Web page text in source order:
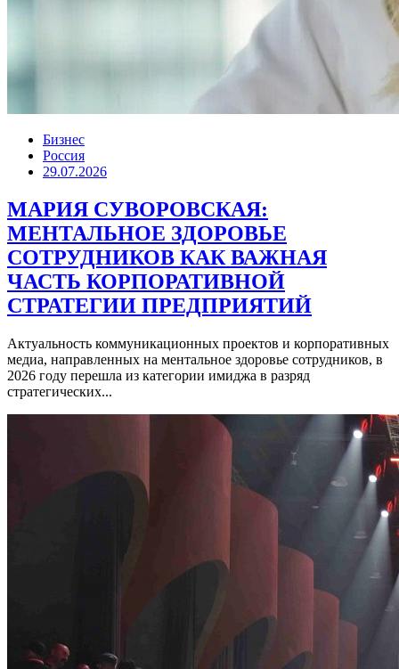
Бизнес
Россия
29.07.2026
МАРИЯ СУВОРОВСКАЯ:
МЕНТАЛЬНОЕ ЗДОРОВЬЕ
СОТРУДНИКОВ КАК ВАЖНАЯ
ЧАСТЬ КОРПОРАТИВНОЙ
СТРАТЕГИИ ПРЕДПРИЯТИЙ
Актуальность коммуникационных проектов и корпоративных
медиа, направленных на ментальное здоровье сотрудников, в
2026 году перешла из категории имиджа в разряд
стратегических...